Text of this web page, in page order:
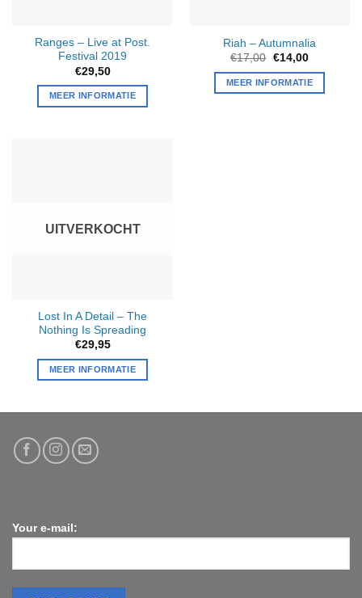
Ranges – Live at Post.
Festival 2019
€29,50
MEER INFORMATIE
Riah – Autumnalia
€17,00 Oorspronkelijke
was:
€17,00.
€14,00Huidige
is:
€14,00.
MEER INFORMATIE
UITVERKOCHT
Lost In A Detail – The
Nothing Is Spreading
€29,95
MEER INFORMATIE
Your e-mail: